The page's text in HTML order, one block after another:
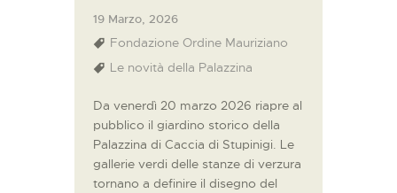
19 Marzo, 2026
Fondazione Ordine Mauriziano
Le novità della Palazzina
Da venerdì 20 marzo 2026 riapre al
pubblico il giardino storico della
Palazzina di Caccia di Stupinigi. Le
gallerie verdi delle stanze di verzura
tornano a definire il disegno del